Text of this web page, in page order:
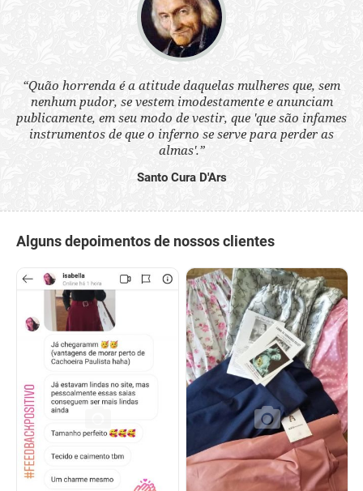
“Quão horrenda é a atitude daquelas mulheres que, sem
nenhum pudor, se vestem imodestamente e anunciam
publicamente, em seu modo de vestir, que 'que são infames
instrumentos de que o inferno se serve para perder as
almas'.”
Santo Cura D'Ars
Alguns depoimentos de nossos clientes